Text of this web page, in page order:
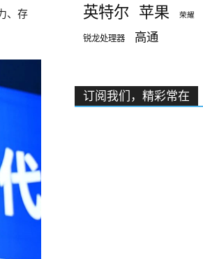
、存
英特尔 苹果 荣耀
锐龙处理器 高通
订阅我们，精彩常在